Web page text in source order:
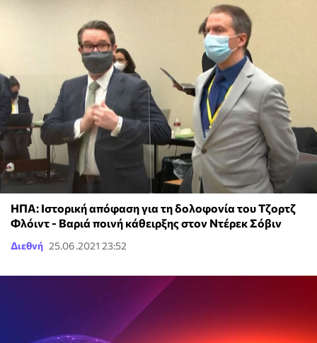
ΗΠΑ: Ιστορική απόφαση για τη δολοφονία του Τζορτζ
Φλόιντ - Βαριά ποινή κάθειρξης στον Ντέρεκ Σόβιν
Διεθνή 25.06.2021 23:52